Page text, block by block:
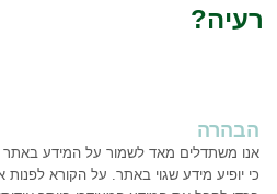
רעיה?
הבהרה
אנו משתדלים מאד לשמור על המידע באתר
כי יופיע מידע שגוי באתר. על הקורא